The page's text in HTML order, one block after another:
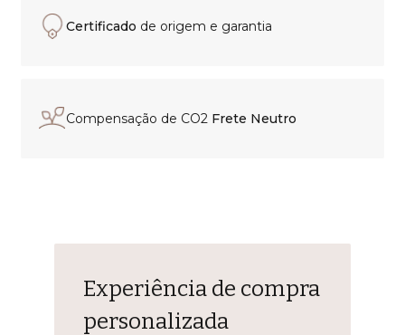
Certificado de origem e garantia
Compensação de CO2 Frete Neutro
Experiência de compra
personalizada